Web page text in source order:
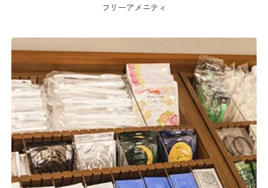
フリーアメニティ